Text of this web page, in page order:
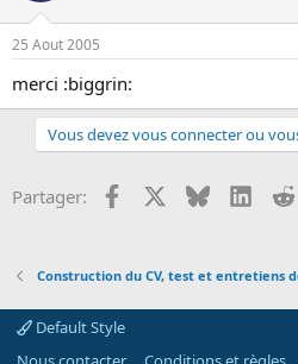
25 Aout 2005
merci :biggrin:
Vous devez vous connecter ou
Partager: Facebook Bluesky
Construction du CV, test et entretiens
Default Style